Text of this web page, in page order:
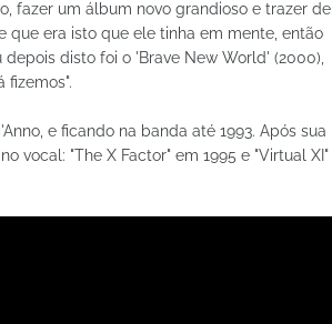
fazer um álbum novo grandioso e trazer de
que era isto que ele tinha em mente, então
disto foi o 'Brave New World' (2000),
fizemos".
e ficando na banda até 1993. Após sua
vocal: "The X Factor" em 1995 e "Virtual XI"